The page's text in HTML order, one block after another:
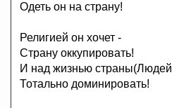
Одеть он на страну!
Религией он хочет -
Страну оккупировать!
И над жизнью
Тотально доминировать!